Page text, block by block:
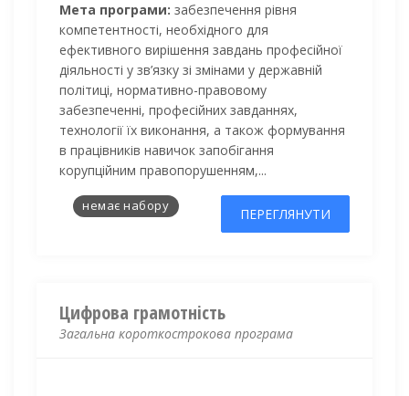
Мета програми: забезпечення рівня
компетентності, необхідного для
ефективного вирішення завдань професійної
діяльності у зв’язку зі змінами у державній
політиці, нормативно-правовому
забезпеченні, професійних завданнях,
технології їх виконання, а також формування
в працівників навичок запобігання
корупційним правопорушенням,...
немає набору ПЕРЕГЛЯНУТИ
Цифрова грамотність
Загальна короткострокова програма